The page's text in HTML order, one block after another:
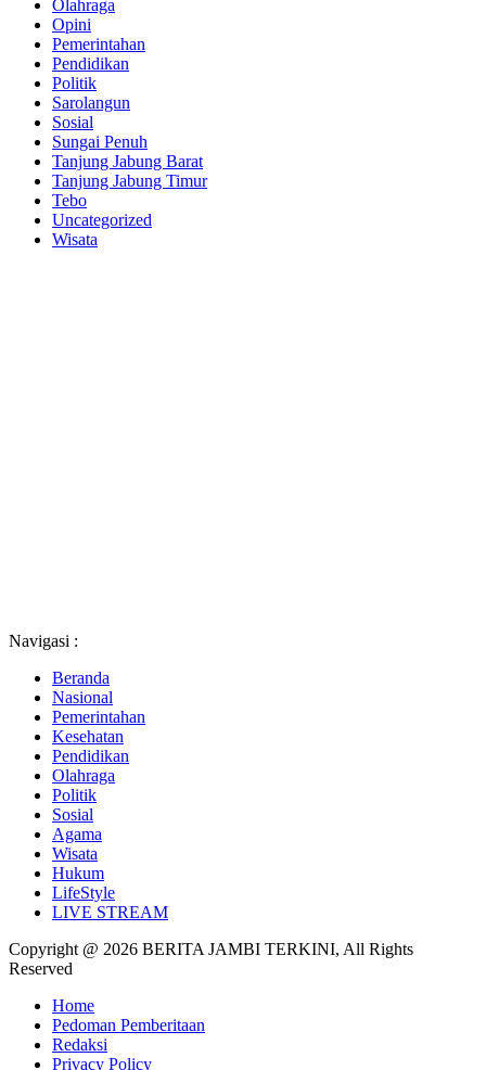
Olahraga
Opini
Pemerintahan
Pendidikan
Politik
Sarolangun
Sosial
Sungai Penuh
Tanjung Jabung Barat
Tanjung Jabung Timur
Tebo
Uncategorized
Wisata
Navigasi :
Beranda
Nasional
Pemerintahan
Kesehatan
Pendidikan
Olahraga
Politik
Sosial
Agama
Wisata
Hukum
LifeStyle
LIVE STREAM
Copyright @ 2026 BERITA JAMBI TERKINI, All Rights
Reserved
Home
Pedoman Pemberitaan
Redaksi
Privacy Policy